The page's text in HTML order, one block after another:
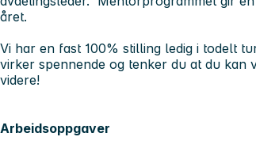
året.
Vi har en fast 100% stilling ledig i todelt
virker spennende og tenker du at du kan
videre!
Arbeidsoppgaver